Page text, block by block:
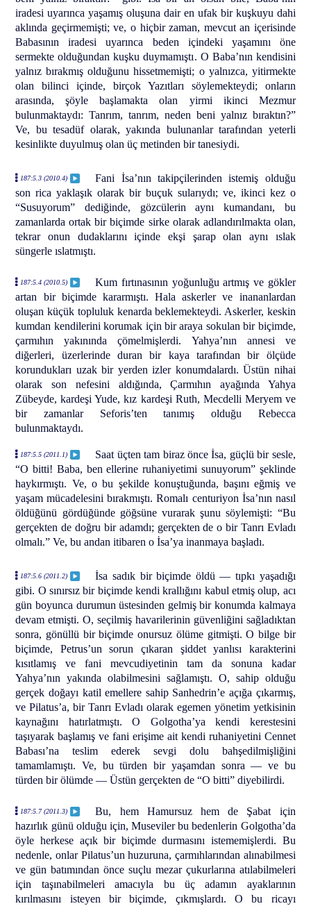
iradesi uyarınca yaşamış oluşuna dair en ufak bir kuşkuyu dahi
aklında geçirmemişti; ve, o hiçbir zaman, mevcut an içerisinde
Babasının iradesi uyarınca beden içindeki yaşamını öne
sermekte olduğundan kuşku duymamıştı. O Baba’nın kendisini
yalnız bırakmış olduğunu hissetmemişti; o yalnızca, yitirmekte
olan bilinci içinde, birçok Yazıtları söylemekteydi; onların
arasında, şöyle başlamakta olan yirmi ikinci Mezmur
bulunmaktaydı: Tanrım, tanrım, neden beni yalnız bıraktın?”
Ve, bu tesadüf olarak, yakında bulunanlar tarafından yeterli
kesinlikte duyulmuş olan üç metinden bir tanesiydi.
187:5.3 (2010.4)
Fani İsa’nın takipçilerinden istemiş olduğu
son rica yaklaşık olarak bir buçuk sularıydı; ve, ikinci kez o
“Susuyorum” dediğinde, gözcülerin aynı kumandanı, bu
zamanlarda ortak bir biçimde sirke olarak adlandırılmakta olan,
tekrar onun dudaklarını içinde ekşi şarap olan aynı ıslak
süngerle ıslatmıştı.
187:5.4 (2010.5)
Kum fırtınasının yoğunluğu artmış ve gökler
artan bir biçimde kararmıştı. Hala askerler ve inananlardan
oluşan küçük topluluk kenarda beklemekteydi. Askerler, keskin
kumdan kendilerini korumak için bir araya sokulan bir biçimde,
çarmıhın yakınında çömelmişlerdi. Yahya’nın annesi ve
diğerleri, üzerlerinde duran bir kaya tarafından bir ölçüde
korundukları uzak bir yerden izler konumdalardı. Üstün nihai
olarak son nefesini aldığında, Çarmıhın ayağında Yahya
Zübeyde, kardeşi Yude, kız kardeşi Ruth, Mecdelli Meryem ve
bir zamanlar Seforis’ten tanımış olduğu Rebecca
bulunmaktaydı.
187:5.5 (2011.1)
Saat üçten tam biraz önce İsa, güçlü bir sesle,
“O bitti! Baba, ben ellerine ruhaniyetimi sunuyorum” şeklinde
haykırmıştı. Ve, o bu şekilde konuştuğunda, başını eğmiş ve
yaşam mücadelesini bırakmıştı. Romalı centuriyon İsa’nın nasıl
öldüğünü gördüğünde göğsüne vurarak şunu söylemişti: “Bu
gerçekten de doğru bir adamdı; gerçekten de o bir Tanrı Evladı
olmalı.” Ve, bu andan itibaren o İsa’ya inanmaya başladı.
187:5.6 (2011.2)
İsa sadık bir biçimde öldü — tıpkı yaşadığı
gibi. O sınırsız bir biçimde kendi krallığını kabul etmiş olup, acı
gün boyunca durumun üstesinden gelmiş bir konumda kalmaya
devam etmişti. O, seçilmiş havarilerinin güvenliğini sağladıktan
sonra, gönüllü bir biçimde onursuz ölüme gitmişti. O bilge bir
biçimde, Petrus’un sorun çıkaran şiddet yanlısı karakterini
kısıtlamış ve fani mevcudiyetinin tam da sonuna kadar
Yahya’nın yakında olabilmesini sağlamıştı. O, sahip olduğu
gerçek doğayı katil emellere sahip Sanhedrin’e açığa çıkarmış,
ve Pilatus’a, bir Tanrı Evladı olarak egemen yönetim yetkisinin
kaynağını hatırlatmıştı. O Golgotha’ya kendi kerestesini
taşıyarak başlamış ve fani erişime ait kendi ruhaniyetini Cennet
Babası’na teslim ederek sevgi dolu bahşedilmişliğini
tamamlamıştı. Ve, bu türden bir yaşamdan sonra — ve bu
türden bir ölümde — Üstün gerçekten de “O bitti” diyebilirdi.
187:5.7 (2011.3)
Bu, hem Hamursuz hem de Şabat için
hazırlık günü olduğu için, Museviler bu bedenlerin Golgotha’da
öyle herkese açık bir biçimde durmasını istememişlerdi. Bu
nedenle, onlar Pilatus’un huzuruna, çarmıhlarından alınabilmesi
ve gün batımından önce suçlu mezar çukurlarına atılabilmeleri
için taşınabilmeleri amacıyla bu üç adamın ayaklarının
kırılmasını isteyen bir biçimde, çıkmışlardı. O bu ricayı